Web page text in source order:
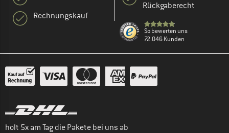
Rechnungskauf
Rückgaberecht
So bewerten uns
72.046 Kunden
holt 5x am Tag die Pakete bei uns ab